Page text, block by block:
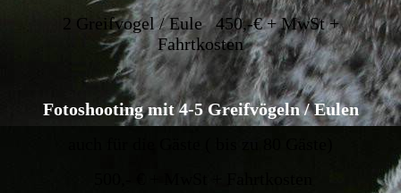
2 Greifvogel / Eule 450,-€ + MwSt +
Fahrtkosten
Fotoshooting mit 4-5 Greifvögeln / Eulen